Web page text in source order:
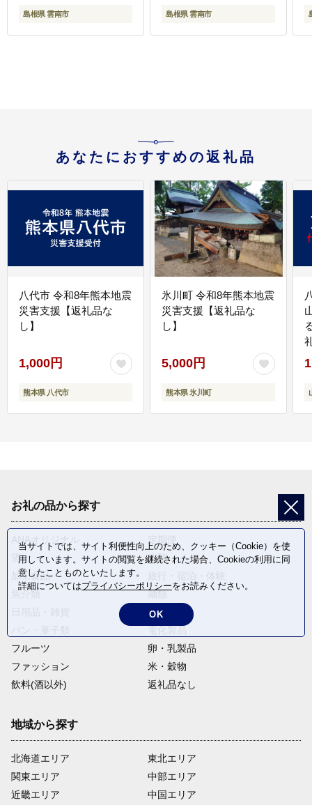
お試し プロテイン 島根
プロン [AIAL095]
島根県 雲南市
[AIAL096]
島根県 雲南市
あなたにおすすめの返礼品
八代市 令和8年熊本地震
災害支援【返礼品な
し】
1,000円
熊本県 八代市
氷川町 令和8年熊本地震
災害支援【返礼品な
し】
5,000円
熊本県 氷川町
お礼の品から探す
ANAオリジナル
定期便
酒
肉類
加工食品
魚介類
麺類
野菜
電化製品
フルーツ
卵・乳製品
ファッション
米・穀物
飲料(酒以外)
返礼品なし
地域から探す
北海道エリア
関東エリア
近畿エリア
東北エリア
中部エリア
中国エリア
当サイトでは、サイト利便性向上のため、クッキー（Cookie）を使
用しています。サイトの閲覧を継続された場合、Cookieの利用に同
意したことものといたします。
詳細についてはプライバシーポリシーをお読みください。
OK